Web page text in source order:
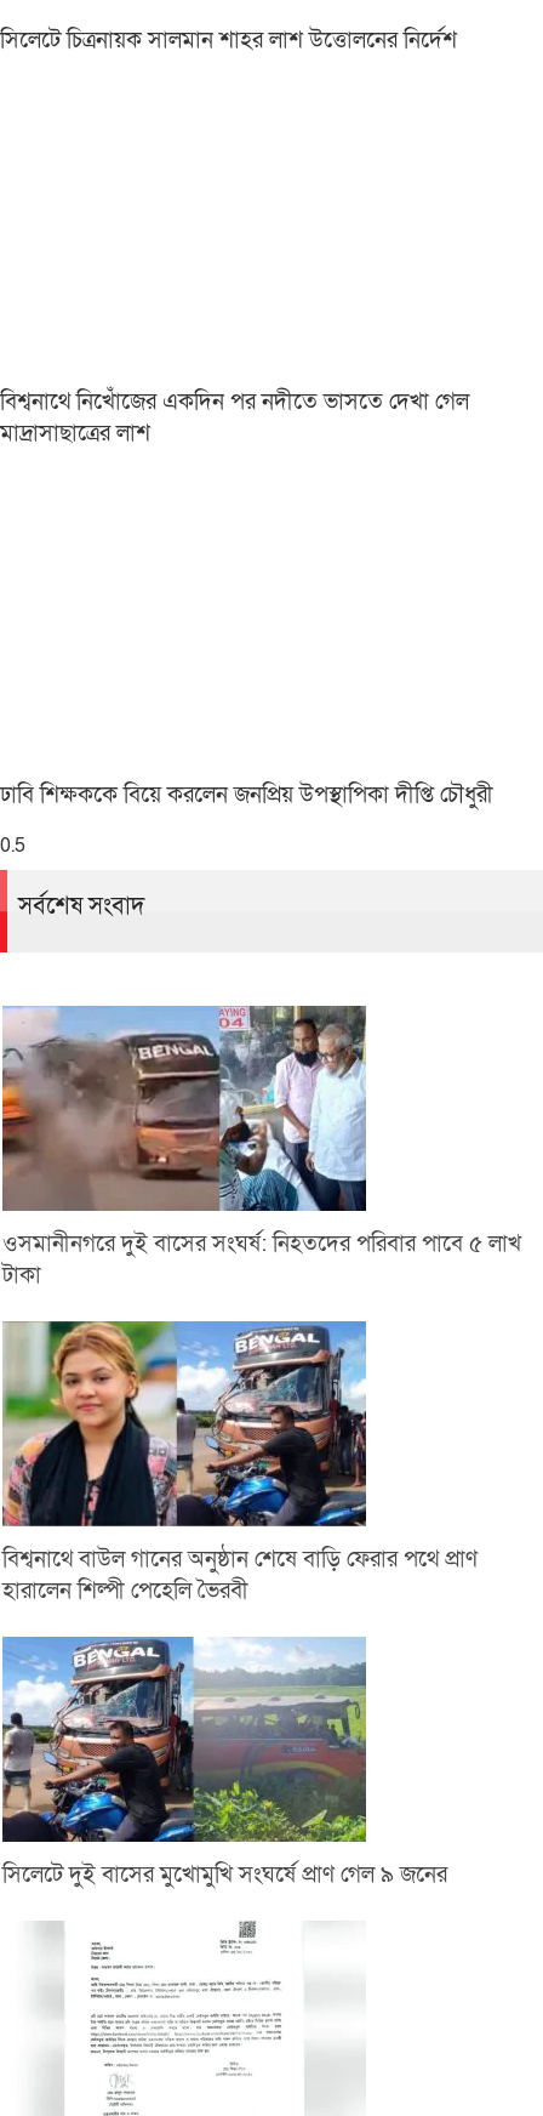
সিলেটে চিত্রনায়ক সালমান শাহর লাশ উত্তোলনের নির্দেশ
বিশ্বনাথে নিখোঁজের একদিন পর নদীতে ভাসতে দেখা গেল
মাদ্রাসাছাত্রের লাশ
ঢাবি শিক্ষককে বিয়ে করলেন জনপ্রিয় উপস্থাপিকা দীপ্তি চৌধুরী
সর্বশেষ সংবাদ
ওসমানীনগরে দুই বাসের সংঘর্ষ: নিহতদের পরিবার পাবে ৫ লাখ
টাকা
বিশ্বনাথে বাউল গানের অনুষ্ঠান শেষে বাড়ি ফেরার পথে প্রাণ
হারালেন শিল্পী পেহেলি ভৈরবী
সিলেটে দুই বাসের মুখোমুখি সংঘর্ষে প্রাণ গেল ৯ জনের